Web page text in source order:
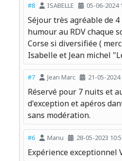
#8 ISABELLE 05-06-2024
Séjour très agréable de
humour au RDV chaque
Corse si diversifiée (
Isabelle et Jean michel
#7 Jean Marc 21-05-2024
Réservé pour 7 nuits et
d'exception et apéros
sans modération.
#6 Manu 28-05-2023
Expérience